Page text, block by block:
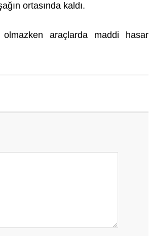
ortasında kaldı.
araçlarda maddi hasar